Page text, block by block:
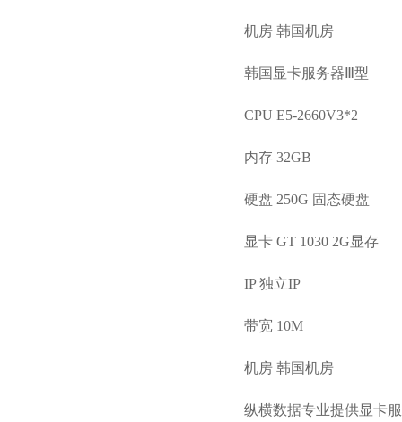
机房 韩国机房
韩国显卡服务器Ⅲ型
CPU E5-2660V3*2
内存 32GB
硬盘 250G 固态硬盘
显卡 GT 1030 2G显存
IP 独立IP
带宽 10M
机房 韩国机房
纵横数据专业提供显卡